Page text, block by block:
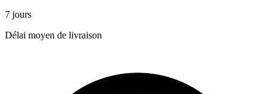
7 jours
Délai moyen de livraison